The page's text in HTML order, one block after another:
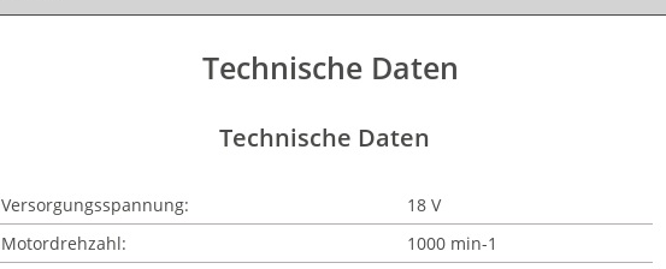
Technische Daten
Technische Daten
Versorgungsspannung:
18 V
Motordrehzahl:
1000 min-1